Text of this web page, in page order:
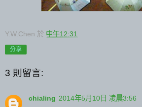
Y.W.Chen 於 中午12:31
分享
3 則留言:
chialing 2014年5月10日 凌晨3:56